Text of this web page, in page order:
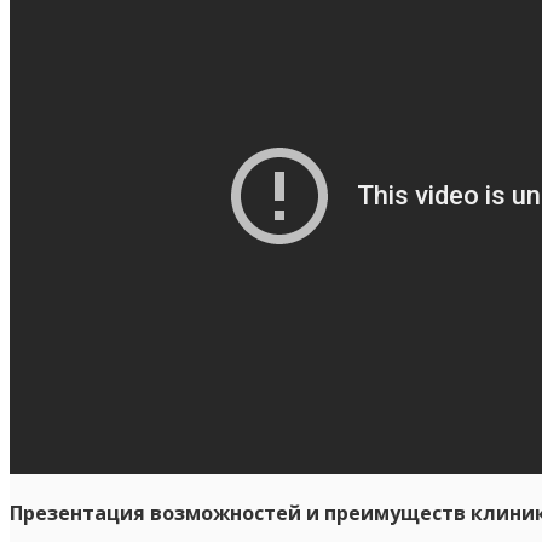
Презентация возможностей и преимуществ